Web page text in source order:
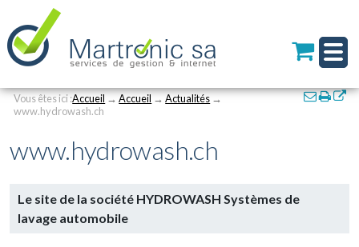
Personal
tools
contenu.
|
Aller
la
navigation
Navigation
Actions
Vous êtes ici :Accueil →Accueil →Actualités →
www.hydrowash.ch
www.hydrowash.ch
Le site de la société HYDROWASH Systèmes de
lavage automobile